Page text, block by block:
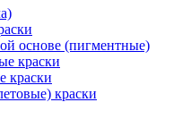
основе (пигментные)
краски
краски
краски